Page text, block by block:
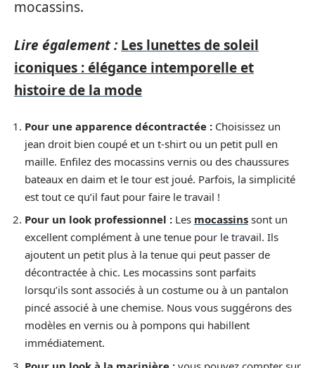
mocassins.
Lire également : Les lunettes de soleil
iconiques : élégance intemporelle et
histoire de la mode
Pour une apparence décontractée : Choisissez un
jean droit bien coupé et un t-shirt ou un petit pull en
maille. Enfilez des mocassins vernis ou des chaussures
bateaux en daim et le tour est joué. Parfois, la simplicité
est tout ce qu’il faut pour faire le travail !
Pour un look professionnel : Les mocassins sont un
excellent complément à une tenue pour le travail. Ils
ajoutent un petit plus à la tenue qui peut passer de
décontractée à chic. Les mocassins sont parfaits
lorsqu’ils sont associés à un costume ou à un pantalon
pincé associé à une chemise. Nous vous suggérons des
modèles en vernis ou à pompons qui habillent
immédiatement.